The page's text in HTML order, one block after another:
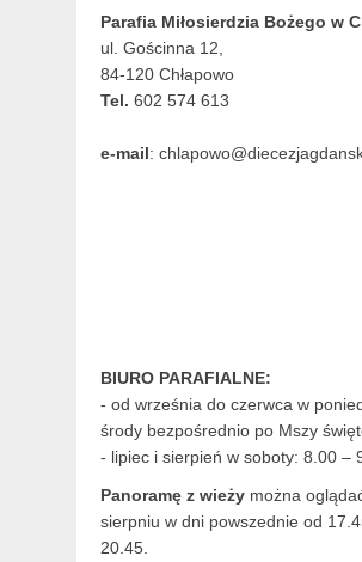
Parafia Miłosierdzia Bożego w
ul. Gościnna 12,
84-120 Chłapowo
Tel. 602 574 613
e-mail:
BIURO PARAFIALNE:
- od września do czerwca w
środy bezpośrednio po Mszy
- lipiec i sierpień w soboty: 8.00 –
Panoramę z wieży można
sierpniu w dni powszednie od
20.45.